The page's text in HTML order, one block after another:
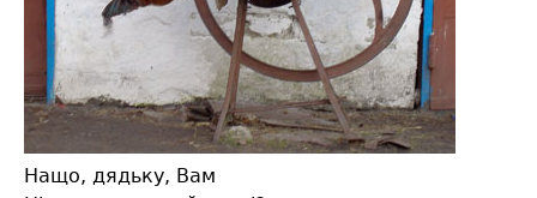
Нащо, дядьку, Вам